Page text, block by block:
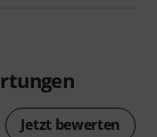
Jetzt bewerten